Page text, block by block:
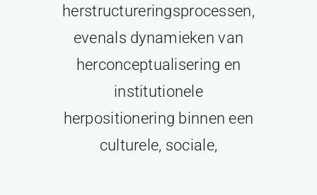
herstructureringsprocessen,
evenals dynamieken van
herconceptualisering en
institutionele
herpositionering binnen een
culturele, sociale,